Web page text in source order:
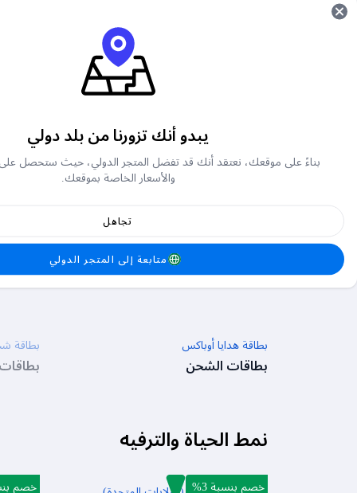
باس
بطاقة شحن فري فاير
خصم بنسبة 5% ستيم
بطاقة هدايا أوباكس
بطاقات الشحن
بطاقة
نمط الحياة والترفيه
خصم بنسبة 3% خصم
يبدو أنك تزورنا من بلد دولي
بناءً على موقعك، نعتقد أنك قد تفضل المتجر الدولي، حيث ستحصل
والأسعار الخاصة بموقعك.
تجاهل
متابعة إلى المتجر الدولي